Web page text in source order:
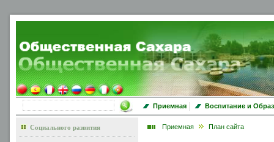
Приемная | Воспитание и
Социального развития Приемная План сайта